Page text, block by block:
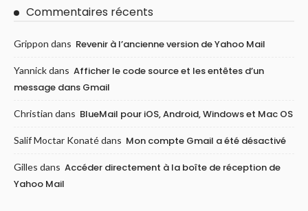
Commentaires récents
Grippon dans Revenir à l’ancienne version de Yahoo Mail
Yannickdans Afficher le code source et les entêtes d’un
message dans Gmail
Christian dans BlueMail pour iOS, Android, Windows et Mac OS
Salif Moctar Konatédans Mon compte Gmail a été désactivé
Gilles dans Accéder directement à la boîte de réception de
Yahoo Mail